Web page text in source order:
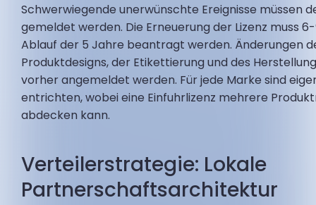
Schwerwiegende unerwünschte Ereignisse müssen
gemeldet werden. Die Erneuerung der Lizenz muss
Ablauf der 5 Jahre beantragt werden. Änderungen
Produktdesigns, der Etikettierung und des
vorher angemeldet werden. Für jede Marke sind
entrichten, wobei eine Einfuhrlizenz mehrere
abdecken kann.
Verteilerstrategie: Lokale
Partnerschaftsarchitektur